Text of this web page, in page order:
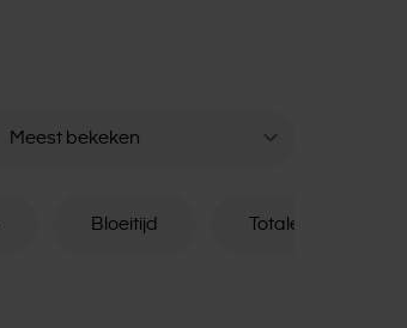
Bloeitijd Totale hoogte